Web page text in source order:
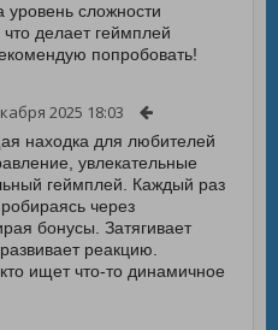
уровень сложности
что делает геймплей
попробовать!
2025 18:03
находка для любителей
увлекательные
геймплей. Каждый раз
через
бонусы. Затягивает
реакцию.
ищет что-то динамичное